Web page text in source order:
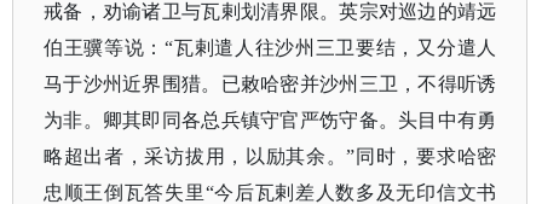
戒备，劝谕诸卫与瓦剌划清界限。英宗对巡边的靖远
伯王骥等说：“瓦剌遣人往沙州三卫要结，又分遣人
马于沙州近界围猎。已敕哈密并沙州三卫，不得听诱
为非。卿其即同各总兵镇守官严饬守备。头目中有勇
略超出者，采访拔用，以励其余。”同时，要求哈密
忠顺王倒瓦答失里“今后瓦剌差人数多及无印信文书